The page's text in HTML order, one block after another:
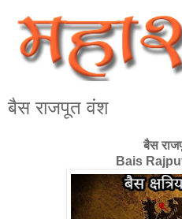
बैस राजपूत वंश
बैस
Bais